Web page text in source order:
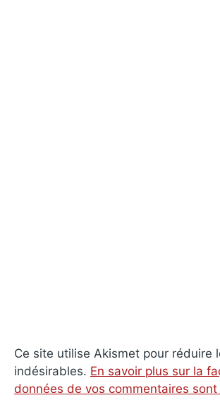
Ce site utilise Akismet pour réduire
indésirables. En savoir plus sur la
données de vos commentaires